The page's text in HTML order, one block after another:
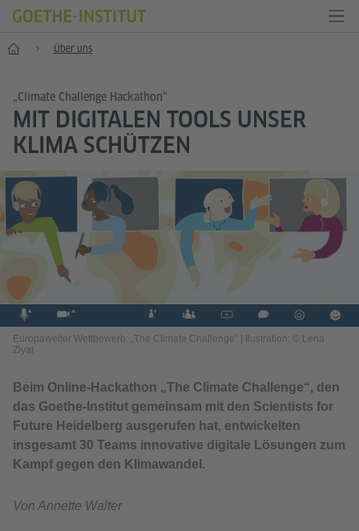
Start Über uns
„Climate Challenge Hackathon“
MIT DIGITALEN TOOLS UNSER
KLIMA SCHÜTZEN
Europaweiter Wettbewerb: „The Climate Challenge“
Ilustration: © Lena
Ziyal
Beim Online-Hackathon „The Climate Challenge“, den
das Goethe-Institut gemeinsam mit den Scientists for
Future Heidelberg ausgerufen hat, entwickelten
insgesamt 30 Teams innovative digitale Lösungen zum
Kampf gegen den Klimawandel.
Von Annette Walter